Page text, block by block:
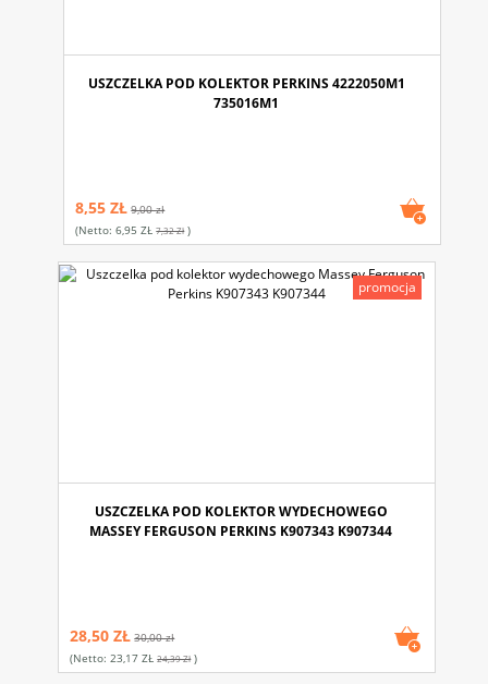
USZCZELKA POD KOLEKTOR PERKINS 4222050M1
735016M1
8,55 ZŁ 9,00 zł
(netto:6,95 ZŁ 7,32 Zł)
USZCZELKA POD KOLEKTOR WYDECHOWEGO
MASSEY FERGUSON PERKINS K907343 K907344
28,50 ZŁ 30,00 zł
(netto:23,17 ZŁ 24,39 Zł)
promocja